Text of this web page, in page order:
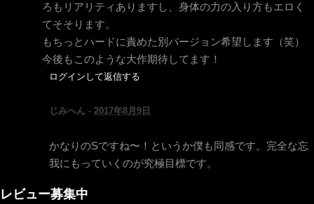
ろもリアリティありますし、身体の力の入り方もエロく
てそそります。
もちっとハードに責めた別バージョン希望します（笑）
今後もこのような大作期待してます！
ログインして返信する
じみへん - 2017年8月9日
かなりのSですね〜！というか僕も同感です。完全な忘
我にもっていくのが究極目標です。
レビュー募集中